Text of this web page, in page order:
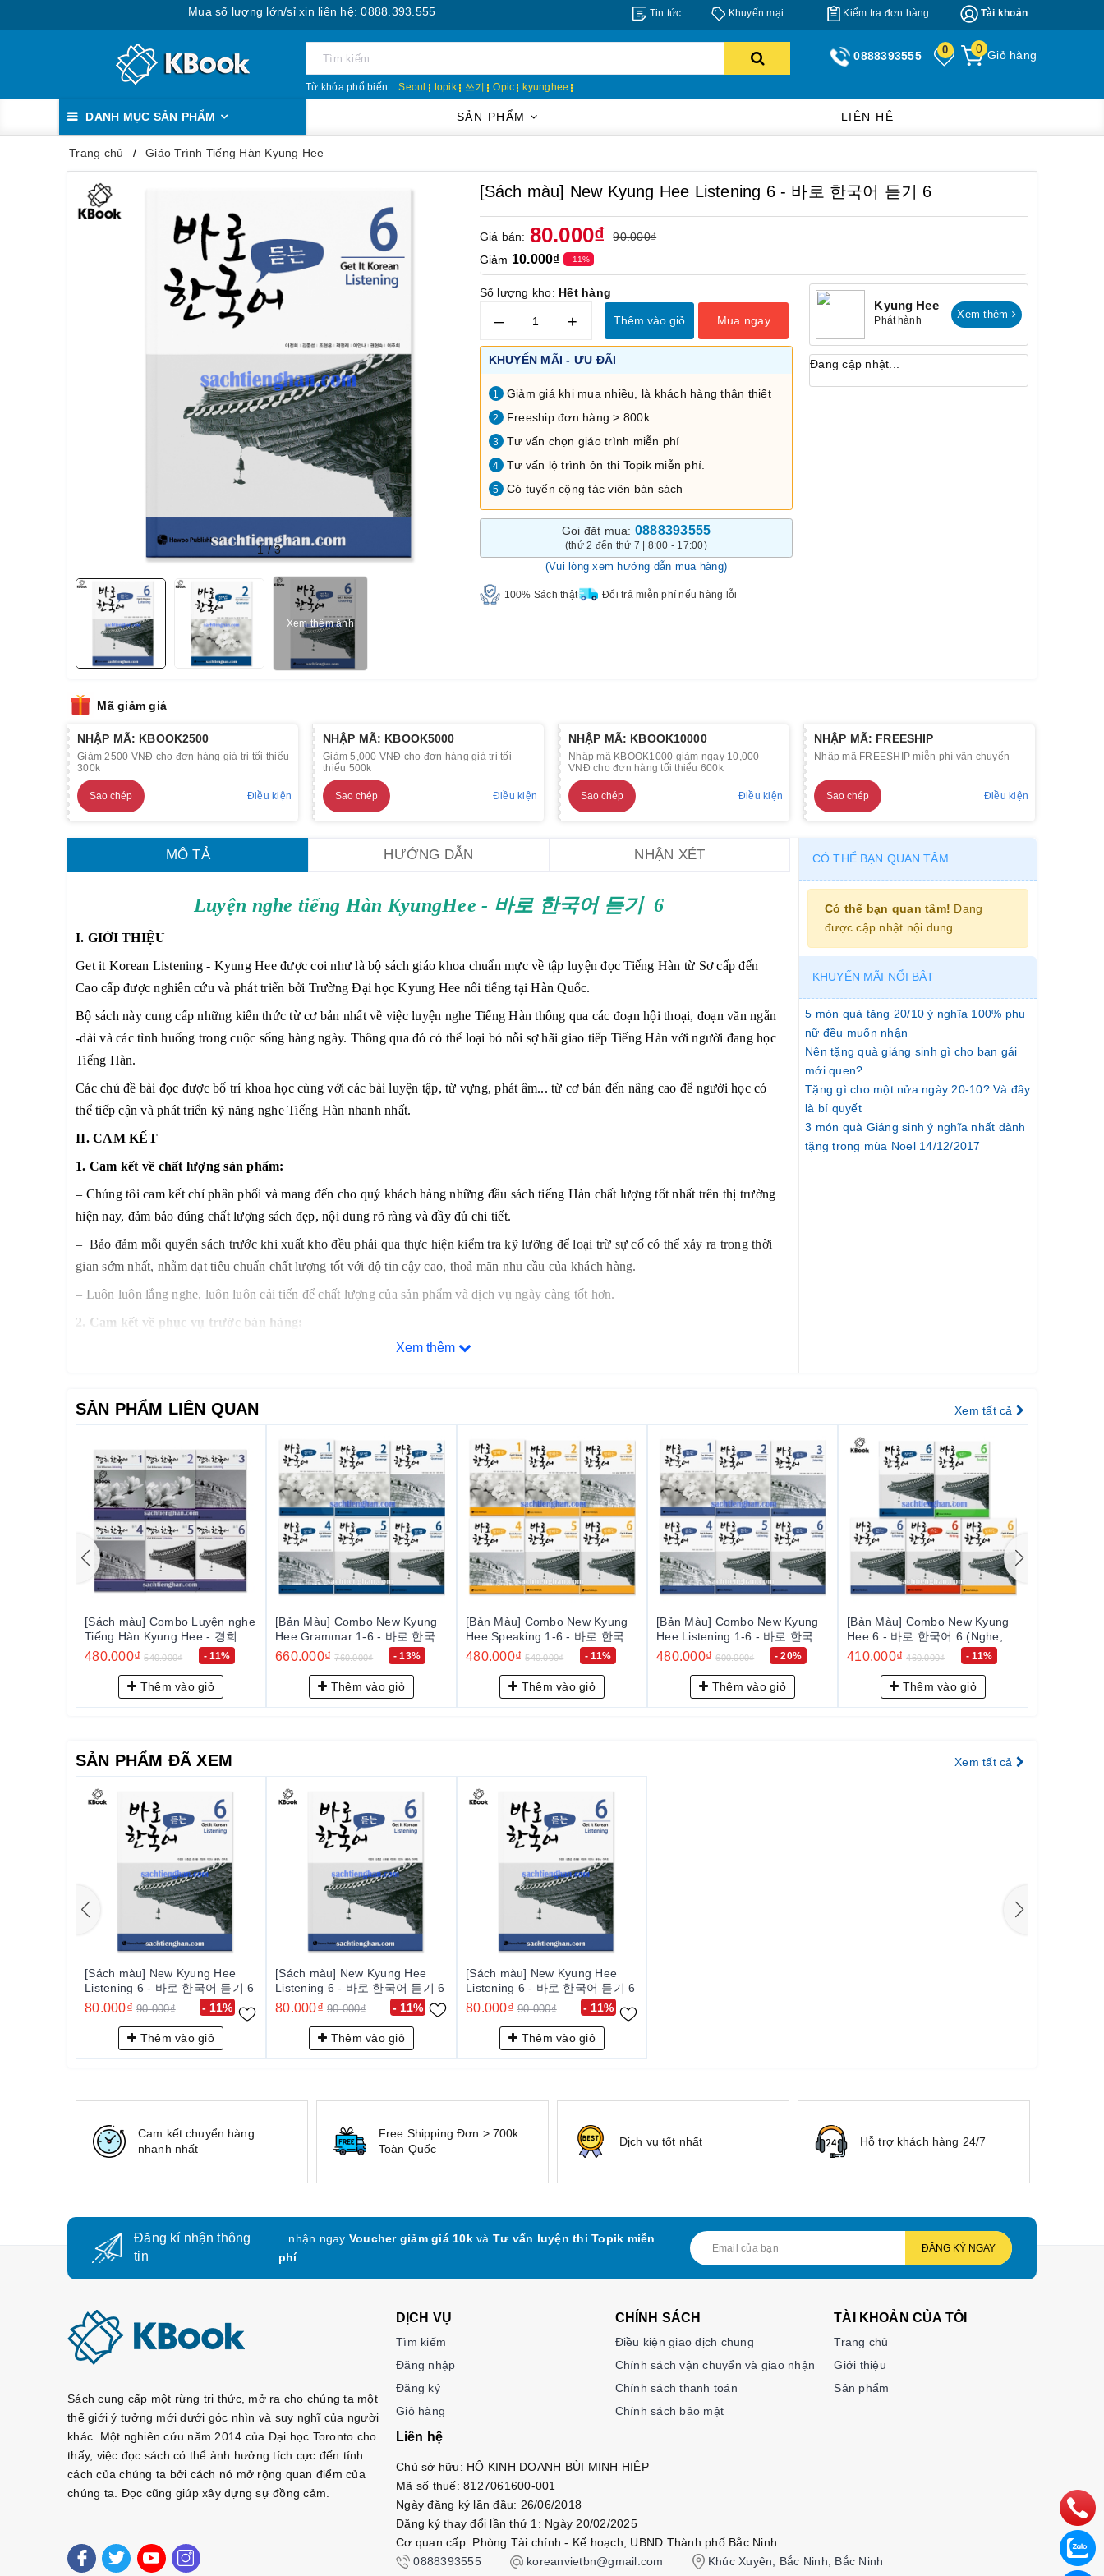
Mua số lượng lớn/sỉ xin liên hệ: 0888.393.555 Tài khoản
Kiểm tra đơn hàng
Khuyến mại
Tin tức
Từ khóa phổ biến: Seoul topik 쓰기 Opic kyunghee
Giỏ hàng
0
0
0888393555
DANH MỤC SẢN PHẨM SẢN PHẨM LIÊN HỆ
Trang chủ Giáo Trình Tiếng Hàn Kyung Hee
1/3
Xem thêm ảnh
[Sách màu] New Kyung Hee Listening 6 - 바로 한국어 듣기 6
Giá bán: 80.000₫
90.000₫
Giảm 10.000₫ - 11%
Số lượng kho: Hết hàng
– + Thêm vào giỏ Mua ngay
KHUYẾN MÃI - ƯU ĐÃI
1 Giảm giá khi mua nhiều, là khách hàng thân thiết
2 Freeship đơn hàng > 800k
3 Tư vấn chọn giáo trình miễn phí
4 Tư vấn lộ trình ôn thi Topik miễn phí.
5 Có tuyển cộng tác viên bán sách
Gọi đặt mua: 0888393555
(thứ 2 đến thứ 7 | 8:00 - 17:00)
(Vui lòng xem hướng dẫn mua hàng)
100% Sách thật Đổi trả miễn phí nếu hàng lỗi
Kyung Hee
Phát hành Xem thêm
Đang cập nhật...
Mã giảm giá
NHẬP MÃ: KBOOK2500
Giảm 2500 VNĐ cho đơn hàng giá trị tối thiểu
300k
Sao chép Điều kiện
NHẬP MÃ: KBOOK5000
Giảm 5,000 VNĐ cho đơn hàng giá trị tối
thiểu 500k
Sao chép Điều kiện
NHẬP MÃ: KBOOK10000
Nhập mã KBOOK1000 giảm ngay 10,000
VNĐ cho đơn hàng tối thiểu 600k
Sao chép Điều kiện
NHẬP MÃ: FREESHIP
Nhập mã FREESHIP miễn phí vận chuyển
Sao chép Điều kiện
MÔ TẢ HƯỚNG DẪN NHẬN XÉT
Luyện nghe tiếng Hàn KyungHee - 바로한국어 듣기 6
I. GIỚI THIỆU
Get it Korean Listening - Kyung Hee được coi như là bộ sách giáo khoa chuẩn mực về tập luyện đọc Tiếng Hàn từ Sơ cấp đến
Cao cấp được nghiên cứu và phát triển bởi Trường Đại học Kyung Hee nổi tiếng tại Hàn Quốc.
Bộ sách này cung cấp những kiến thức từ cơ bản nhất về việc luyện nghe Tiếng Hàn thông qua các đoạn hội thoại, đoạn văn ngắn
-dài và các tình huống trong cuộc sống hàng ngày. Thông qua đó có thể loại bỏ nỗi sợ hãi giao tiếp Tiếng Hàn với người đang học
Tiếng Hàn.
Các chủ đề bài đọc được bố trí khoa học cùng với các bài luyện tập, từ vựng, phát âm... từ cơ bản đến nâng cao để người học có
thể tiếp cận và phát triển kỹ năng nghe Tiếng Hàn nhanh nhất.
II. CAM KẾT
1. Cam kết về chất lượng sản phẩm:
– Chúng tôi cam kết chỉ phân phối và mang đến cho quý khách hàng những đầu sách tiếng Hàn chất lượng tốt nhất trên thị trường
hiện nay, đảm bảo đúng chất lượng sách đẹp, nội dung rõ ràng và đầy đủ chi tiết.
– Bảo đảm mỗi quyển sách trước khi xuất kho đều phải qua thực hiện kiểm tra kỹ lưỡng để loại trừ sự cố có thể xảy ra trong thời
gian sớm nhất, nhằm đạt tiêu chuẩn chất lượng tốt với độ tin cậy cao, thoả mãn nhu cầu của khách hàng.
– Luôn luôn lắng nghe, luôn luôn cải tiến để chất lượng của sản phẩm và dịch vụ ngày càng tốt hơn.
2. Cam kết về phục vụ trước bán hàng:
Đội ngũ tư vấn viên của chúng tôi sẽ tư vấn thông tin trước bán hàng cho quý khách những sự lựa chọn phù hợp nhất với nhu
3. Cam kết về phục vụ sau bán hàng:
– Giao hàng nhanh và đúng thời gian theo yêu cầu.
– Tư vấn học tiếng Hàn và hướng dẫn thi TOPIK miễn phí cho khách hàng.
– Quý khách được hưởng chính sách CSKH thân thiết.
Xem thêm
CÓ THỂ BẠN QUAN TÂM
Có thể bạn quan tâm! Đang
được cập nhật nội dung.
KHUYẾN MÃI NỔI BẬT
5 món quà tặng 20/10 ý nghĩa 100% phụ
nữ đều muốn nhận
Nên tặng quà giáng sinh gì cho bạn gái
mới quen?
Tặng gì cho một nửa ngày 20-10? Và đây
là bí quyết
3 món quà Giáng sinh ý nghĩa nhất dành
tặng trong mùa Noel 14/12/2017
SẢN PHẨM LIÊN QUAN Xem tất cả
[Bản Màu] Combo New Kyung
Hee Grammar 1-6 - 바로 한국어
문법 1-6
660.000₫ 760.000₫ - 13%
Thêm vào giỏ
[Bản Màu] Combo New Kyung
Hee Speaking 1-6 - 바로 한국어
말하기 1-6
480.000₫ 540.000₫ - 11%
Thêm vào giỏ
[Bản Màu] Combo New Kyung
Hee Listening 1-6 - 바로 한국어
듣기 1-6
480.000₫ 600.000₫ - 20%
Thêm vào giỏ
[Bản Màu] Combo New Kyung
Hee 6 - 바로 한국어 6 (Nghe,
nói, đọc, viết, ngữ pháp)
410.000₫ 460.000₫ - 11%
Thêm vào giỏ
[Bản Màu] Combo New Kyung
Hee 5 - 바로 한국어 5 (Nghe,
nói, đọc, viết, ngữ pháp)
410.000₫ 460.000₫ - 11%
Thêm vào giỏ
SẢN PHẨM ĐÃ XEM Xem tất cả
- 11%
[Sách màu] New Kyung Hee
Listening 6 - 바로 한국어 듣기 6
80.000₫ 90.000₫
Thêm vào giỏ
- 11%
[Sách màu] New Kyung Hee
Listening 6 - 바로 한국어 듣기 6
80.000₫ 90.000₫
Thêm vào giỏ
- 11%
[Sách màu] New Kyung Hee
Listening 6 - 바로 한국어 듣기 6
80.000₫ 90.000₫
Thêm vào giỏ
Cam kết chuyển hàng
nhanh nhất
Free Shipping Đơn > 700k
Toàn Quốc
Dịch vụ tốt nhất Hỗ trợ khách hàng 24/7
Đăng kí nhận thông
tin
...nhận ngay Voucher giảm giá 10kvà Tư vấn luyện thi Topik miễn
phí
ĐĂNG KÝ NGAY
Sách cung cấp một rừng tri thức, mở ra cho chúng ta một
thế giới ý tưởng mới dưới góc nhìn và suy nghĩ của người
khác. Một nghiên cứu năm 2014 của Đại học Toronto cho
thấy, việc đọc sách có thể ảnh hưởng tích cực đến tính
cách của chúng ta bởi cách nó mở rộng quan điểm của
chúng ta. Đọc cũng giúp xây dựng sự đồng cảm.
DỊCH VỤ
Tìm kiếm
Đăng nhập
Đăng ký
Giỏ hàng
CHÍNH SÁCH
Điều kiện giao dịch chung
Chính sách vận chuyển và giao nhận
Chính sách thanh toán
Chính sách bảo mật
TÀI KHOẢN CỦA TÔI
Trang chủ
Giới thiệu
Sản phẩm
Liên hệ
Chủ sở hữu: HỘ KINH DOANH BÙI MINH HIỆP
Mã số thuế: 8127061600-001
Ngày đăng ký lần đầu: 26/06/2018
Đăng ký thay đổi lần thứ 1: Ngày 20/02/2025
Cơ quan cấp: Phòng Tài chính - Kế hoạch, UBND Thành phố Bắc Ninh
0888393555
koreanvietbn@gmail.com Khúc Xuyên, Bắc Ninh, Bắc Ninh